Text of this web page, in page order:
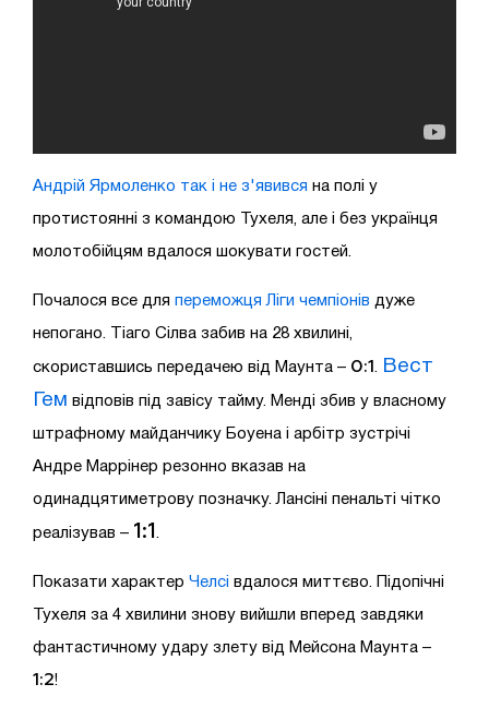
Андрій Ярмоленко так і не з'явився на полі у
протистоянні з командою Тухеля, але і без українця
молотобійцям вдалося шокувати гостей.
Почалося все для переможця Ліги чемпіонів дуже
непогано. Тіаго Сілва забив на 28 хвилині,
скориставшись передачею від Маунта – 0:1
Вест
Гем відповів під завісу тайму. Менді збив у власному
штрафному майданчику Боуена і арбітр зустрічі
Андре Маррінер резонно вказав на
одинадцятиметрову позначку. Лансіні пенальті чітко
реалізував – 1:1
Показати характер Челсі вдалося миттєво. Підопічні
Тухеля за 4 хвилини знову вийшли вперед завдяки
фантастичному удару злету від Мейсона Маунта –
1:2!